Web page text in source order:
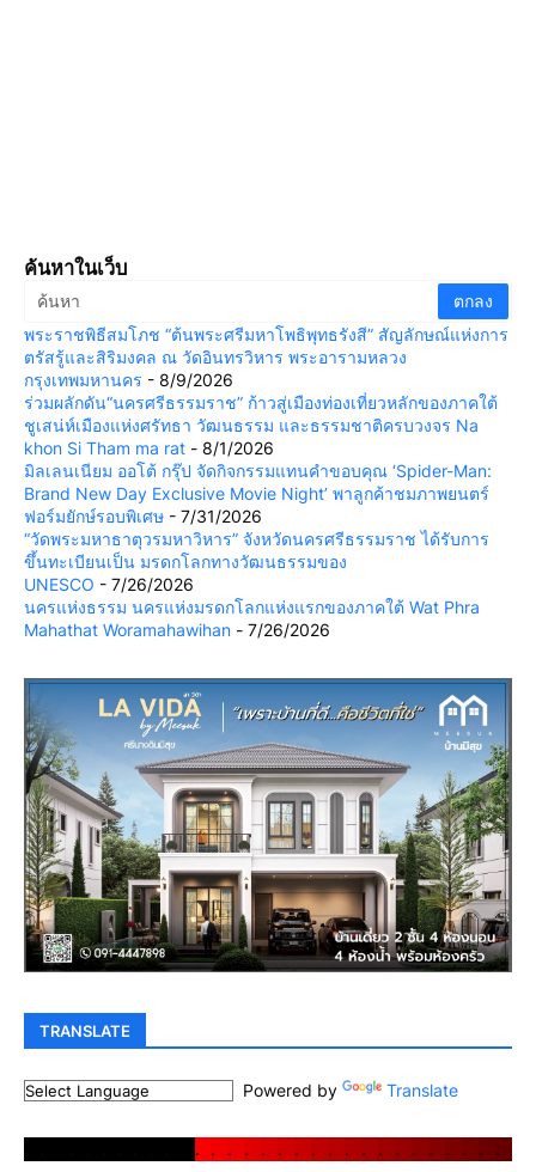
ค้นหาในเว็บ
พระราชพิธีสมโภช “ต้นพระศรีมหาโพธิพุทธรังสี” สัญลักษณ์แห่งการ
ตรัสรู้และสิริมงคล ณ วัดอินทรวิหาร พระอารามหลวง
กรุงเทพมหานคร - 8/9/2026
ร่วมผลักดัน“นครศรีธรรมราช” ก้าวสู่เมืองท่องเที่ยวหลักของภาคใต้
ชูเสน่ห์เมืองแห่งศรัทธา วัฒนธรรม และธรรมชาติครบวงจร Na
khon Si Tham ma rat - 8/1/2026
มิลเลนเนียม ออโต้ กรุ๊ป จัดกิจกรรมแทนคำขอบคุณ ‘Spider-Man:
Brand New Day Exclusive Movie Night’ พาลูกค้าชมภาพยนตร์
ฟอร์มยักษ์รอบพิเศษ - 7/31/2026
“วัดพระมหาธาตุวรมหาวิหาร” จังหวัดนครศรีธรรมราช ได้รับการ
ขึ้นทะเบียนเป็น มรดกโลกทางวัฒนธรรมของ
UNESCO - 7/26/2026
นครแห่งธรรม นครแห่งมรดกโลกแห่งแรกของภาคใต้ Wat Phra
Mahathat Woramahawihan - 7/26/2026
TRANSLATE
Powered by Translate
. . . . . . . . . . . . . . . . . . .